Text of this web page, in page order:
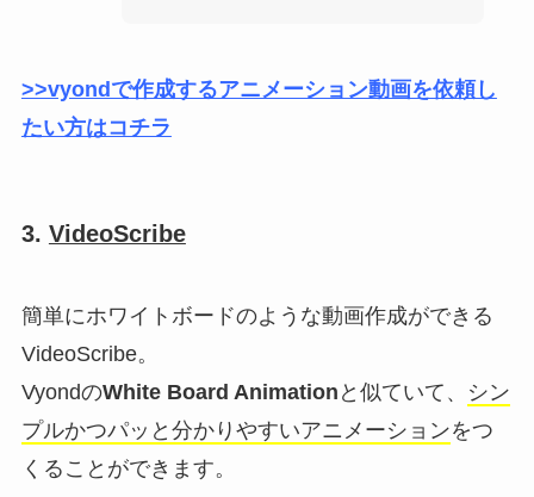
>>vyondで作成するアニメーション動画を依頼し
たい方はコチラ
3. VideoScribe
簡単にホワイトボードのような動画作成ができる
VideoScribe。
VyondのWhite Board Animation と似ていて、
シン
プルかつパッと分かりやすいアニメーションをつ
くることができます。